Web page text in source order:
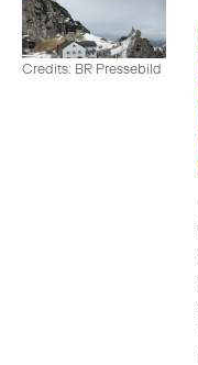
Credits: BR Pressebild